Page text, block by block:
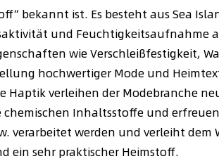
bekannt ist. Es besteht aus Sea
und Feuchtigkeitsaufnahme
wie Verschleißfestigkeit,
hochwertiger Mode und
Haptik verleihen der Modebranche
Inhaltsstoffe und
verarbeitet werden und verleiht
ein sehr praktischer Heimstoff.